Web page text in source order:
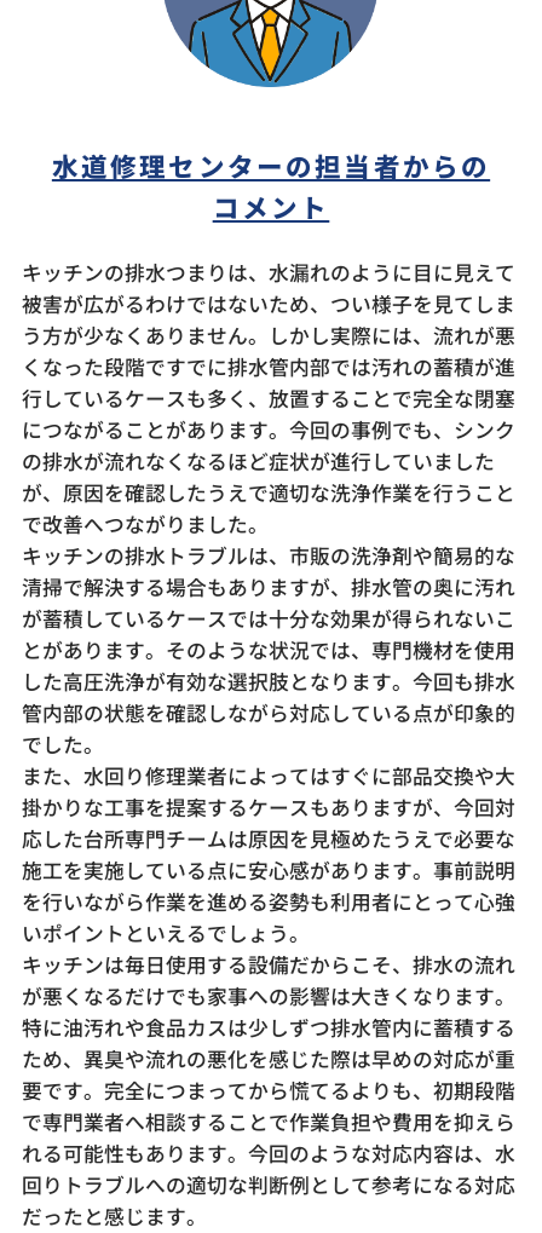
水道修理センターの担当者からの
コメント
キッチンの排水つまりは、水漏れのように目に見えて
被害が広がるわけではないため、つい様子を見てしま
う方が少なくありません。しかし実際には、流れが悪
くなった段階ですでに排水管内部では汚れの蓄積が進
行しているケースも多く、放置することで完全な閉塞
につながることがあります。今回の事例でも、シンク
の排水が流れなくなるほど症状が進行していました
が、原因を確認したうえで適切な洗浄作業を行うこと
で改善へつながりました。
キッチンの排水トラブルは、市販の洗浄剤や簡易的な
清掃で解決する場合もありますが、排水管の奥に汚れ
が蓄積しているケースでは十分な効果が得られないこ
とがあります。そのような状況では、専門機材を使用
した高圧洗浄が有効な選択肢となります。今回も排水
管内部の状態を確認しながら対応している点が印象的
でした。
また、水回り修理業者によってはすぐに部品交換や大
掛かりな工事を提案するケースもありますが、今回対
応した台所専門チームは原因を見極めたうえで必要な
施工を実施している点に安心感があります。事前説明
を行いながら作業を進める姿勢も利用者にとって心強
いポイントといえるでしょう。
キッチンは毎日使用する設備だからこそ、排水の流れ
が悪くなるだけでも家事への影響は大きくなります。
特に油汚れや食品カスは少しずつ排水管内に蓄積する
ため、異臭や流れの悪化を感じた際は早めの対応が重
要です。完全につまってから慌てるよりも、初期段階
で専門業者へ相談することで作業負担や費用を抑えら
れる可能性もあります。今回のような対応内容は、水
回りトラブルへの適切な判断例として参考になる対応
だったと感じます。